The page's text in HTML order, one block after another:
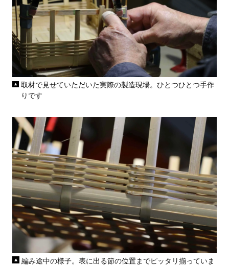
取材で見せていただいた実際の製造現場。ひとつひとつ手作
りです
編み途中の様子。表に出る節の位置までピッタリ揃っていま